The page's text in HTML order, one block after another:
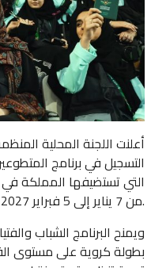
التي تستضيفها المملكة
من 7 يناير إلى 5 فبراير 2027.
ويمنح البرنامج الشباب
بطولة كروية على مستوى